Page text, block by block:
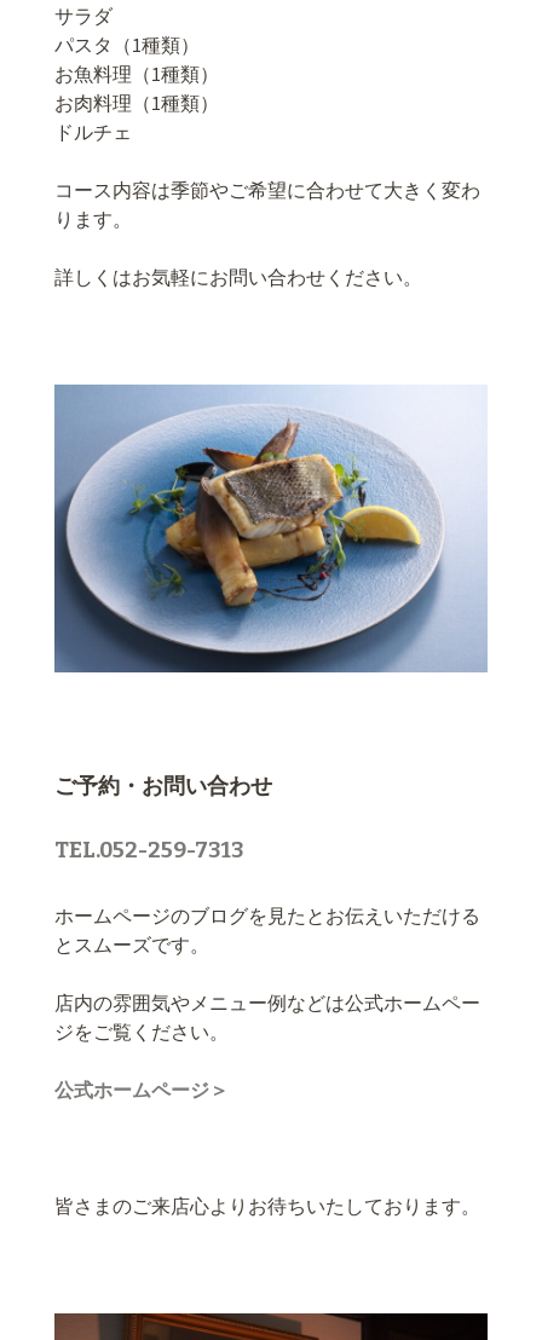
サラダ
パスタ（1種類）
お魚料理（1種類）
お肉料理（1種類）
ドルチェ
コース内容は季節やご希望に合わせて大きく変わ
ります。
詳しくはお気軽にお問い合わせください。
ご予約・お問い合わせ
TEL.052-259-7313
ホームページのブログを見たとお伝えいただける
とスムーズです。
店内の雰囲気やメニュー例などは公式ホームペー
ジをご覧ください。
公式ホームページ＞
皆さまのご来店心よりお待ちいたしております。